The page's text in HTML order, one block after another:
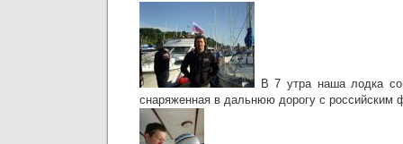
В 7 утра наша лодка
снаряженная в дальнюю дорогу с российским